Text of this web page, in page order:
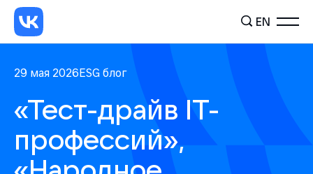
EN
29 мая 2026 ESG блог
«Тест-драйв IT-
профессий»,